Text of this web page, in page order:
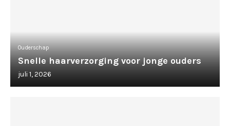
Ouderschap
Snelle haarverzorging voor jonge ouders
juli 1, 2026